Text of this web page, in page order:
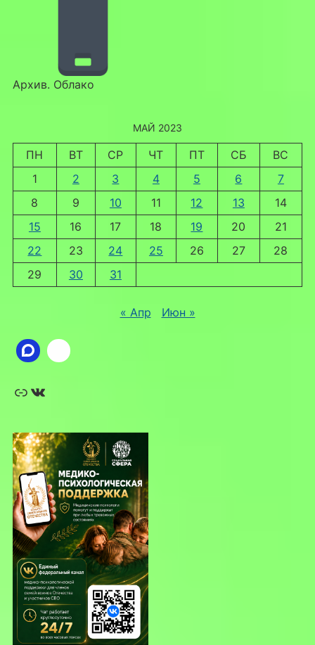
Архив. Облако
МАЙ 2023
ПН ВТ СР ЧТ ПТ СБ
ВС
1
2 3 4 5 6
7
8
9 10 11 12 13
14
15
16 17 18 19 20
21
22
23 24 25 26 27
28
29
30 31
« Апр Июн »
Ссылка